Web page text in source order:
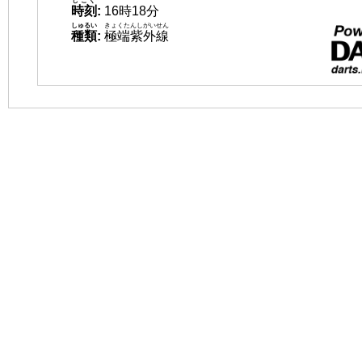
時刻 : 16時18分
種類
しゅるい
: 極端紫外線
きょくたんしがいせん